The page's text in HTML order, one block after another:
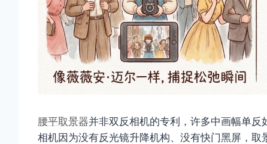
腰平取景器并非双反相机的专利，许多中画幅单
相机因为没有反光镜升降机构、没有快门黑屏，